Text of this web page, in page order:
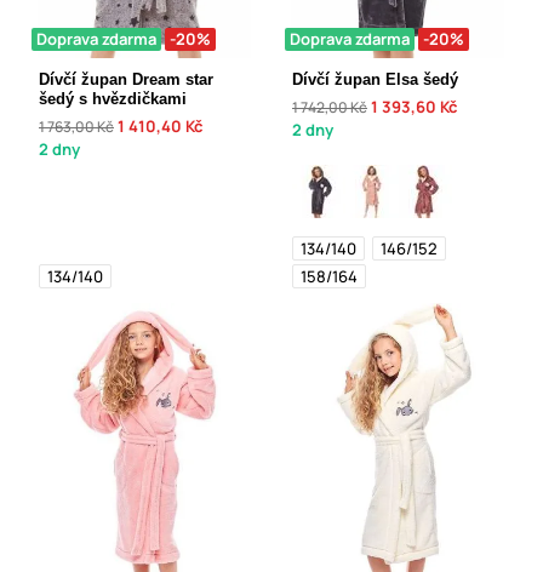
Doprava zdarma -20%
Dívčí župan Dream star
šedý s hvězdičkami
1 763,00 Kč1 410,40 Kč
2 dny
134/140
Doprava zdarma -20%
Dívčí župan Elsa šedý
1 742,00 Kč1 393,60 Kč
2 dny
134/140
146/152
158/164